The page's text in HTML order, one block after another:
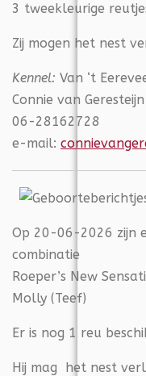
3 tweekleurige
Zij mogen het nest
Kennel: Van ‘t
Connie van Geresteijn
06-28162728
e-mail:
Op 20-06-2026 zijn
combinatie
Roeper’s New
Molly (Teef)
Er is nog 1 reu
Hij mag het nest